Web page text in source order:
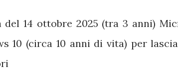
del 14 ottobre 2025 (tra 3 anni)
10 (circa 10 anni di vita) per